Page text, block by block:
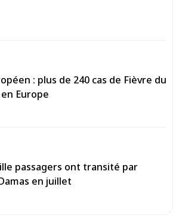
: plus de 240 cas de Fièvre du
Europe
passagers ont transité par
en juillet